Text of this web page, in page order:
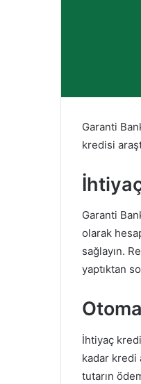
Garanti
kredisi
Garanti
olarak
sağlayın.
yaptıktan
İhtiyaç
kadar kredi
tutarın